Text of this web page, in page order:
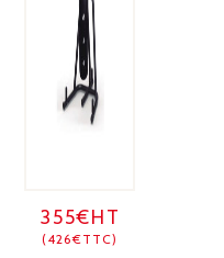
355€HT
(426€TTC)